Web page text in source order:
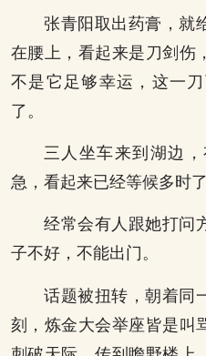
张青阳取出药膏，就
在腰上，看起来是刀剑伤
不是它足够幸运，这一
了。
三人坐车来到湖边
急，看起来已经等候多时了
经常会有人跟她打问
子不好，不能出门。
话题被扭转，朝着同
刻，炼金大会举座皆是叫